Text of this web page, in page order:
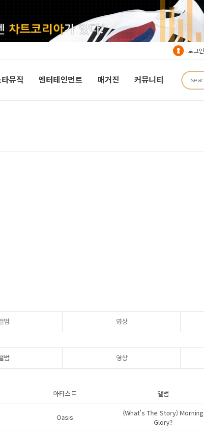
로그인
뮤직 엔터테인먼트 매거진 커뮤니티
범 영상
범 영상
아티스트 앨범
Oasis
(What's The Story) Morning
Glory?